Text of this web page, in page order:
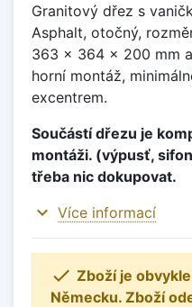
Granitový dřez s
Asphalt, otočný,
363 x 364 x 200 mm
horní montáž,
excentrem.
Součástí dřezu je
montáži. (výpusť,
třeba nic dokupovat.
expand_more Více informací
 Zboží je
Německu. Zboží